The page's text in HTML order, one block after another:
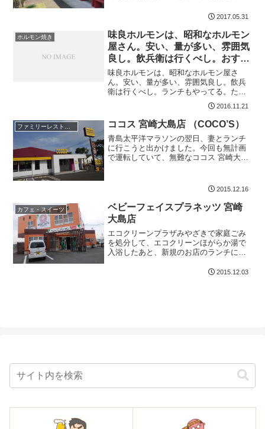
います。 店内はちょっと薄暗くて間接照
が多くて、皆、ずっと話...
2017.05.31
ホルモン焼き
味良ホルモンは、昭和なホルモン
屋さん。安い、量が多い、雰囲気
良し。飲兵衛は行くべし。おすす
め
味良ホルモンは、昭和なホルモン屋さ
ん。安い、量が多い、雰囲気良し。飲兵
衛は行くべし。ランチもやってる。たぶ
ん禁煙です。家族連れ多し、17時から元
気に営業中。日曜も営業。おすすめ味良
ホルモン基本情報味良ホルモン宮崎市淀
川３丁目１−５17時オー...
2016.11.21
ファミリーレストラン ココス 宮崎大島店 （COCO’S）
青島太平洋マラソンの翌日、妻とランチ
に行こうと出かけました。今回も無計画
で運転していて、無難なココス 宮崎大島
ナの道向かいになりますねファミリー向
2015.12.16
カフェ・スイーツ
ベビーフェイスプラネッツ 宮崎
大島店
エコクリーンプラザみやざきで家庭ごみ
を処分して、エコクリーンほがらか湯で
入浴したあと、新規のお店のランチに行
ッツへ。ベビーフェイスプラネッツは、
2015.12.03